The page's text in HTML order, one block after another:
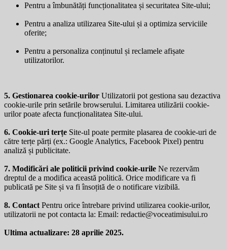
Pentru a îmbunătăți funcționalitatea și securitatea Site-ului;
Pentru a analiza utilizarea Site-ului și a optimiza serviciile
oferite;
Pentru a personaliza conținutul și reclamele afișate
utilizatorilor.
5. Gestionarea cookie-urilor Utilizatorii pot gestiona sau dezactiva
cookie-urile prin setările browserului. Limitarea utilizării cookie-
urilor poate afecta funcționalitatea Site-ului.
6. Cookie-uri terțe Site-ul poate permite plasarea de cookie-uri de
către terțe părți (ex.: Google Analytics, Facebook Pixel) pentru
analiză și publicitate.
7. Modificări ale politicii privind cookie-urile Ne rezervăm
dreptul de a modifica această politică. Orice modificare va fi
publicată pe Site și va fi însoțită de o notificare vizibilă.
8. Contact Pentru orice întrebare privind utilizarea cookie-urilor,
utilizatorii ne pot contacta la: Email: redactie@voceatimisului.ro
Ultima actualizare: 28 aprilie 2025.